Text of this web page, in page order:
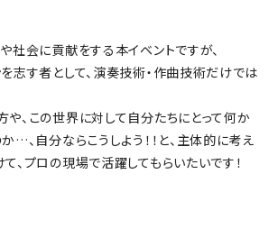
社会に貢献をする本イベントですが、
志す者として、演奏技術・作曲技術だけでは
、この世界に対して自分たちにとって何か
…、自分ならこうしよう！！と、主体的に考え
、プロの現場で活躍してもらいたいです！